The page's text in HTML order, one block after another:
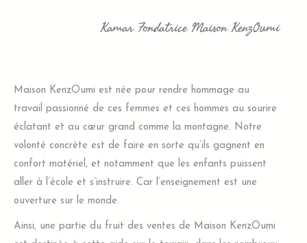
Kamar Fondatrice Maison KenzOumi
Maison KenzOumi est née pour rendre hommage au
travail passionné de ces femmes et ces hommes au sourire
éclatant et au cœur grand comme la montagne. Notre
volonté concrète est de faire en sorte qu’ils gagnent en
confort matériel, et notamment que les enfants puissent
aller à l’école et s’instruire. Car l’enseignement est une
ouverture sur le monde.
Ainsi, une partie du fruit des ventes de Maison KenzOumi